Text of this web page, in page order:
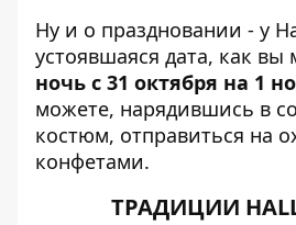
Ну и о праздновании - у
устоявшаяся дата, как вы
ночь с 31 октября на 1
можете, нарядившись в
костюм, отправиться на
конфетами.
ТРАДИЦИИ